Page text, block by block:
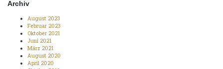
Archiv
August 2023
Februar 2023
Oktober 2021
Juni 2021
März 2021
August 2020
April 2020